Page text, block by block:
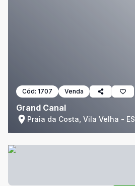
Cód: 1707 Venda
Grand Canal
Praia da Costa, Vila Velha - ES